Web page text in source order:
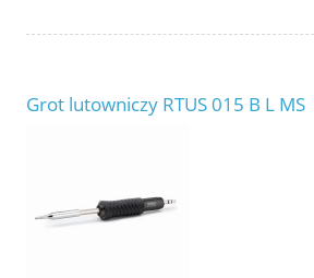
Grot lutowniczy RTUS 015 B L MS